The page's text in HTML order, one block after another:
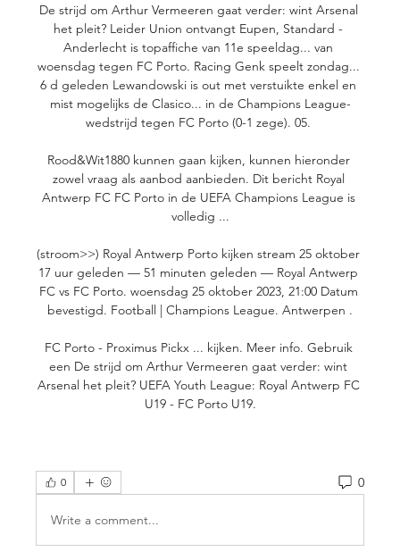
De strijd om Arthur Vermeeren gaat verder: wint Arsenal
het pleit? Leider Union ontvangt Eupen, Standard -
Anderlecht is topaffiche van 11e speeldag... van
woensdag tegen FC Porto. Racing Genk speelt zondag...
6 d geleden Lewandowski is out met verstuikte enkel en
mist mogelijks de Clasico... in de Champions League-
wedstrijd tegen FC Porto (0-1 zege). 05.
Rood&Wit1880 kunnen gaan kijken, kunnen hieronder
zowel vraag als aanbod aanbieden. Dit bericht Royal
Antwerp FC FC Porto in de UEFA Champions League is
volledig ...
(stroom>>) Royal Antwerp Porto kijken stream 25 oktober
17 uur geleden — 51 minuten geleden — Royal Antwerp
FC vs FC Porto. woensdag 25 oktober 2023, 21:00 Datum
bevestigd. Football | Champions League. Antwerpen .
FC Porto - Proximus Pickx ... kijken. Meer info. Gebruik
een De strijd om Arthur Vermeeren gaat verder: wint
Arsenal het pleit? UEFA Youth League: Royal Antwerp FC
U19 - FC Porto U19.
0 0
Write a comment...